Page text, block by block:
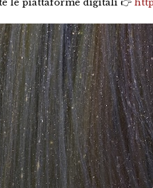
le piattaforme digitali 👉